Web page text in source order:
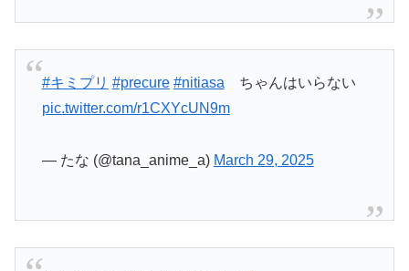
#キミプリ #precure #nitiasa ちゃんはいらない
pic.twitter.com/r1CXYcUN9m
— たな (@tana_anime_a) March 29, 2025